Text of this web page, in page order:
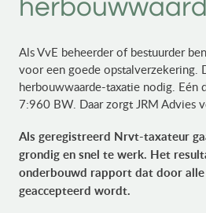
Als VvE beheerder of bestuurder
voor een goede opstalverzekering.
herbouwwaarde-taxatie nodig. Eén
7:960 BW. Daar zorgt JRM Advies
Als geregistreerd Nrvt-taxateur
grondig en snel te werk. Het
onderbouwd rapport dat door alle
geaccepteerd wordt.